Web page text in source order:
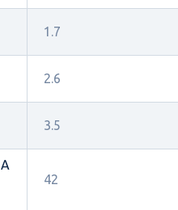
1.7
2.6
3.5
42